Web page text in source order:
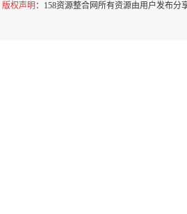
版权声明 ：158资源整合网所有资源由用户发布